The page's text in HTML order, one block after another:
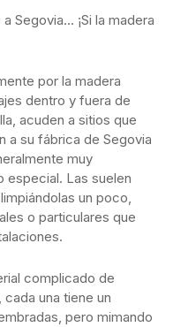
Segovia… ¡Si la madera
por la madera
dentro y fuera de
acuden a sitios que
a su fábrica de Segovia
muy
especial. Las suelen
un poco,
o particulares que
complicado de
una tiene un
pero mimando